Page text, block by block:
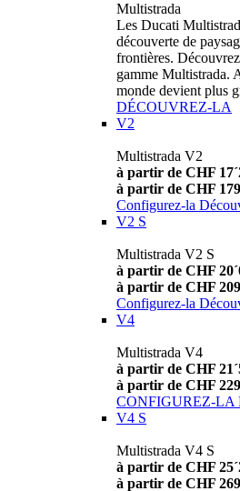
Multistrada
Les Ducati
découverte de
frontières.
gamme Multistrada.
monde devient plus
DÉCOUVREZ-LA
V2
Multistrada V2
à partir de CHF
à partir de CHF
Configurez-la
V2 S
Multistrada V2 S
à partir de CHF
à partir de CHF
Configurez-la
V4
Multistrada V4
à partir de CHF
à partir de CHF
CONFIGUREZ-LA
V4 S
Multistrada V4 S
à partir de CHF
à partir de CHF